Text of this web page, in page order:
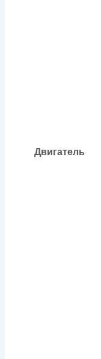
Двигатель